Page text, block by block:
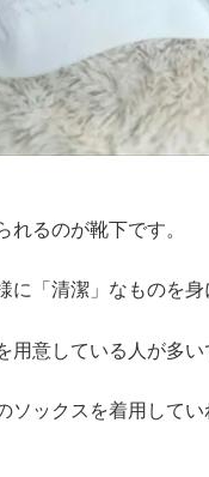
れるのが靴下です。
に「清潔」なものを身
用意している人が多い
ソックスを着用してい